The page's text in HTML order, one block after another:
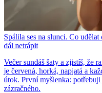
Spálila ses na slunci. Co
dál netrápit
Večer sundáš šaty a zjistíš, že
je červená, horká, napjatá a
útok. První myšlenka: potřebuji
zázračného.